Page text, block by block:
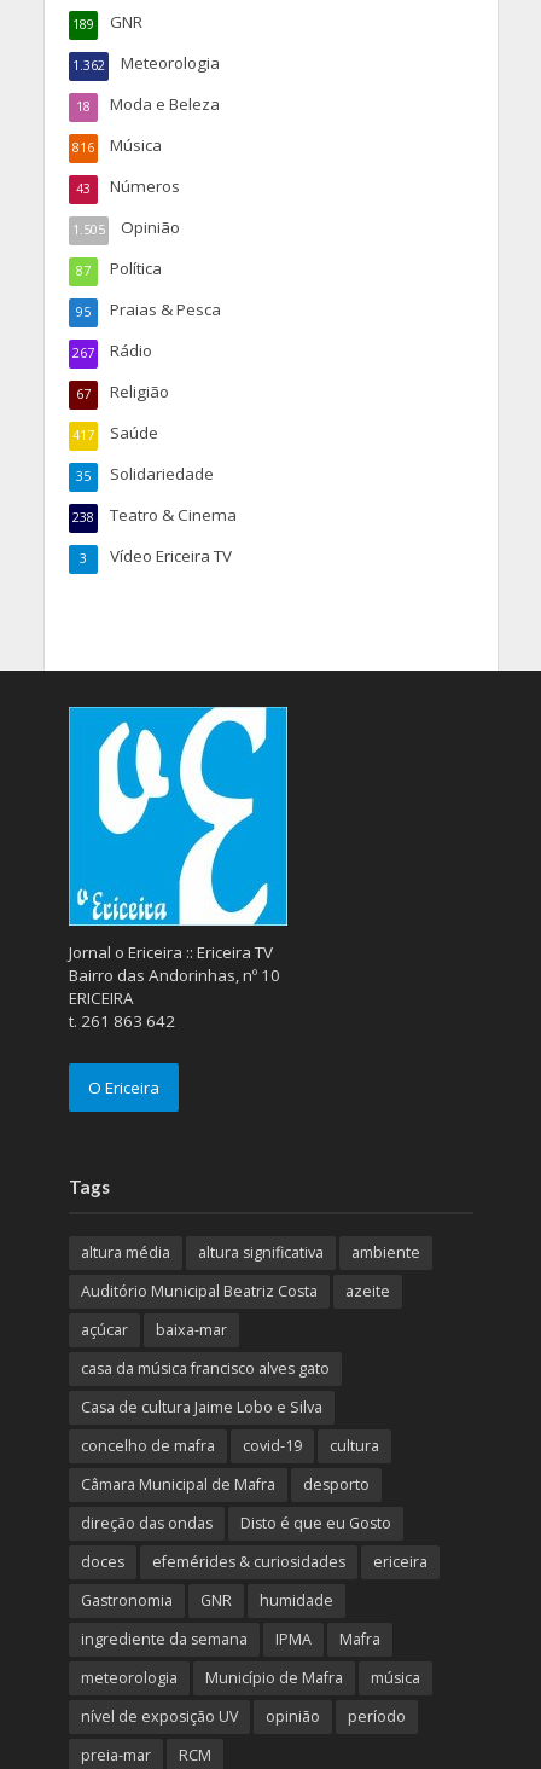
GNR
189
Meteorologia
1.362
Moda e Beleza
18
Música
816
Números
43
Opinião
1.505
Política
87
Praias & Pesca
95
Rádio
267
Religião
67
Saúde
417
Solidariedade
35
Teatro & Cinema
238
Vídeo Ericeira TV
3
Jornal o Ericeira :: Ericeira TV
Bairro das Andorinhas, nº 10
ERICEIRA
t. 261 863 642
O Ericeira
Tags
altura média altura significativa
ambiente
Auditório Municipal Beatriz Costa
azeite
açúcar
baixa-mar
casa da música francisco alves gato
Casa de cultura Jaime Lobo e Silva
concelho de mafra
covid-19
cultura
Câmara Municipal de Mafra
desporto
direção das ondas
Disto é que eu Gosto
doces
efemérides & curiosidades
ericeira
Gastronomia
GNR
humidade
ingrediente da semana
IPMA
Mafra
meteorologia
Município de Mafra
música
nível de exposição UV
opinião
período
preia-mar
RCM